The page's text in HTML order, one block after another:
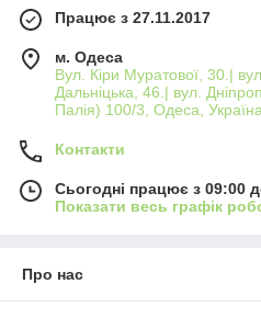
Працює з 27.11.2017
м. Одеса
Вул. Кіри Муратової, 30.|
Дальніцька, 46.| вул.
Палія) 100/3, Одеса,
Контакти
Сьогодні працює з 09:00
Показати весь графік
Про нас